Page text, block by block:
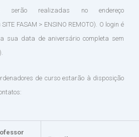
realizadas no endereço
SITE FASAM > ENSINO REMOTO). O login é
sua data de aniversário completa sem
de curso estarão à disposição